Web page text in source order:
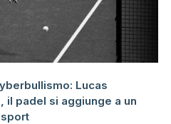
Lucas
il padel si aggiunge a un